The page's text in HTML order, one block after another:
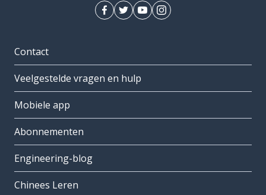
Contact
Veelgestelde vragen en hulp
Mobiele app
Abonnementen
Engineering-blog
Chinees Leren